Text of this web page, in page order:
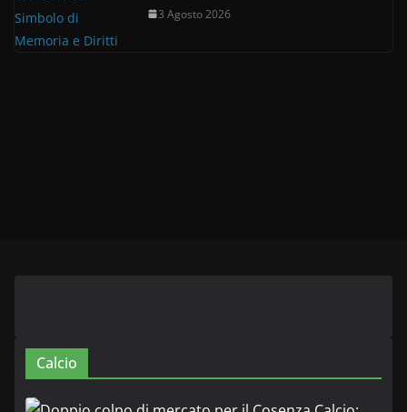
3 Agosto 2026
Calcio